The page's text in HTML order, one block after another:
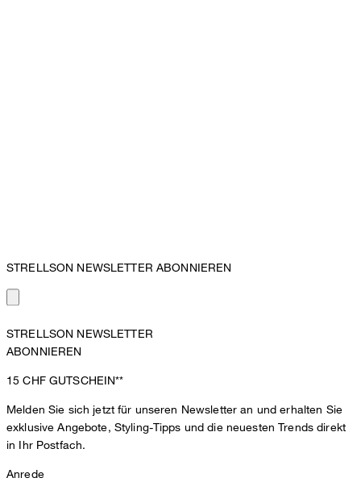
STRELLSON NEWSLETTER ABONNIEREN
STRELLSON NEWSLETTER
ABONNIEREN
15 CHFGUTSCHEIN**
Melden Sie sich jetzt für unseren Newsletter an und erhalten Sie
exklusive Angebote, Styling-Tipps und die neuesten Trends direkt
in Ihr Postfach.
Anrede